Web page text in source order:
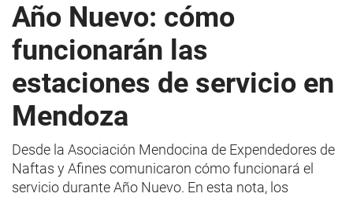
Año Nuevo: cómo
funcionarán las
estaciones de servicio en
Mendoza
Desde la Asociación Mendocina de Expendedores de
Naftas y Afines comunicaron cómo funcionará el
servicio durante Año Nuevo. En esta nota, los